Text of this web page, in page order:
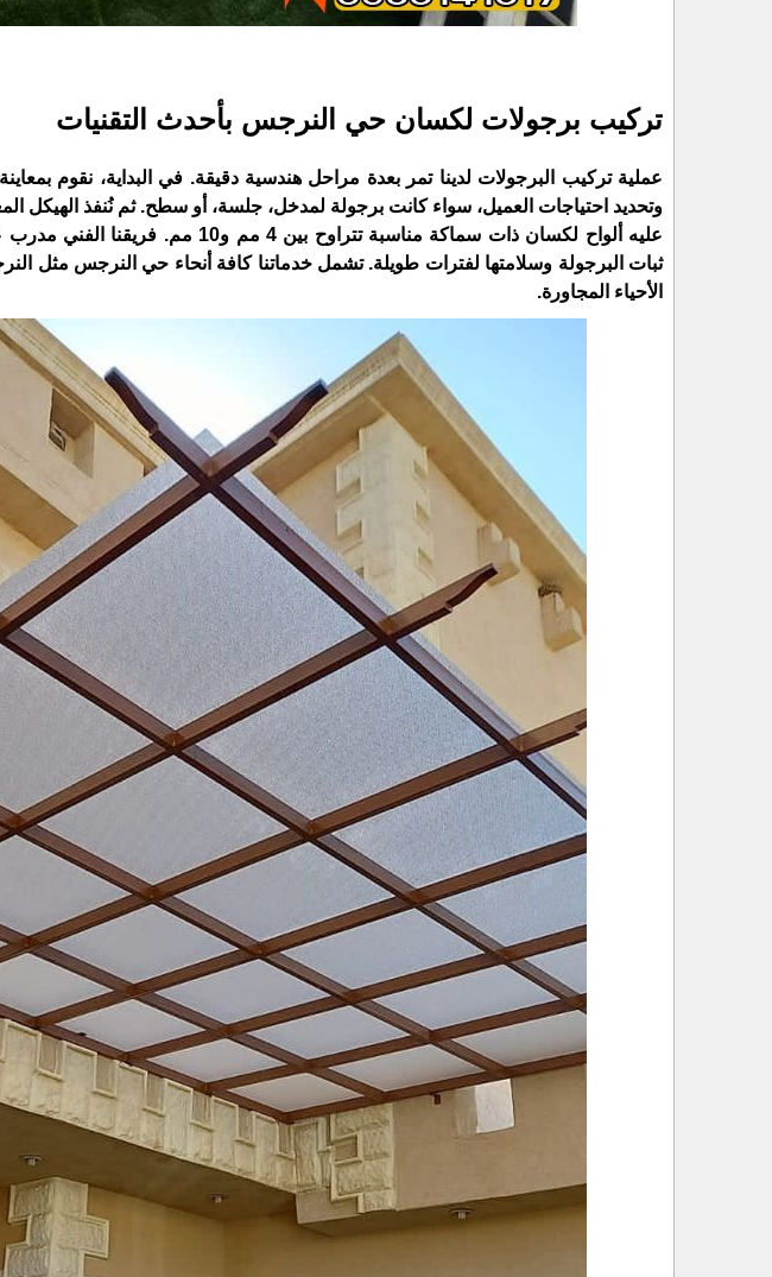
تركيب برجولات لكسان حي النرجس بأحدث التقنيات
عملية تركيب البرجولات لدينا تمر بعدة مراحل هندسية دقيقة. في البداية، نقوم
وتحديد احتياجات العميل، سواء كانت برجولة لمدخل، جلسة، أو سطح. ثم نُنفذ الهيكل
عليه ألواح لكسان ذات سماكة مناسبة
ثبات البرجولة وسلامتها لفترات طويلة. تشمل خدماتنا كافة أنحاء حي النرجس مثل
الأحياء المجاورة.